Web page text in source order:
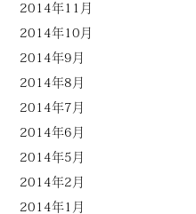
2014年11月
2014年10月
2014年9月
2014年8月
2014年7月
2014年6月
2014年5月
2014年2月
2014年1月